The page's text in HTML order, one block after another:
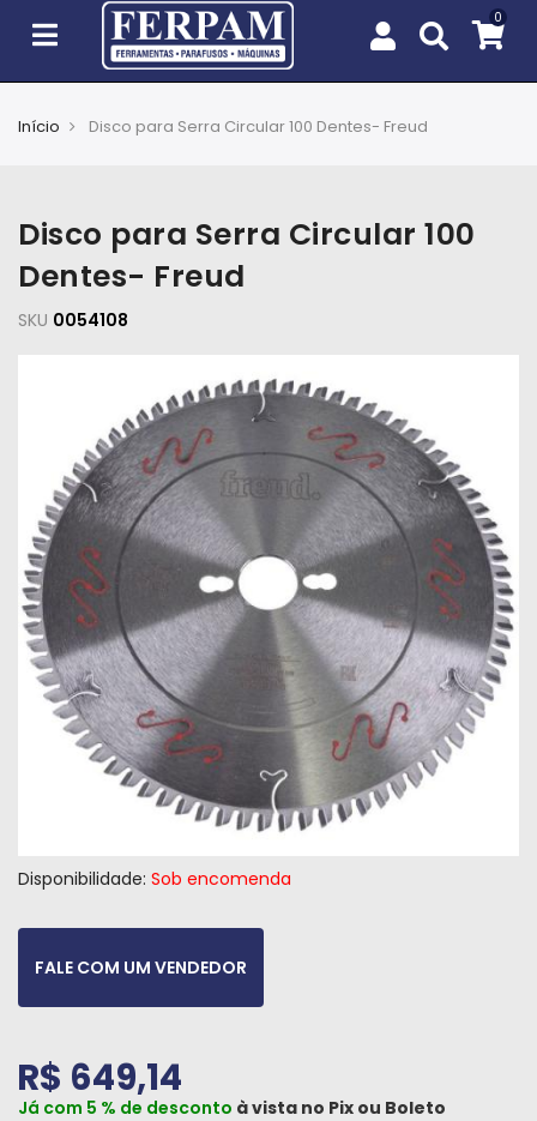
e
Jardim
EPIs
Cobertura
Ferramentas
e
Máquinas
Iluminação
Materiais
de
Construção
Materiais
Hidráulicos
Pneumáticos
e
Peças
Início Disco para Serra Circular 100 Dentes- Freud
Disco para Serra Circular 100
Dentes- Freud
SKU 0054108
Disponibilidade: Sob encomenda
FALE COM UM VENDEDOR
R$ 649,14
Já com 5 % de desconto à vista no Pix ou Boleto